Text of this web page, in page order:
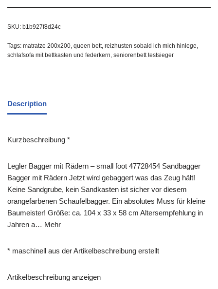
SKU: b1b927f8d24c
Tags: matratze 200x200, queen bett, reizhusten sobald ich mich hinlege,
schlafsofa mit bettkasten und federkern, seniorenbett testsieger
Description
Kurzbeschreibung *
Legler Bagger mit Rädern – small foot 47728454 Sandbagger
Bagger mit Rädern Jetzt wird gebaggert was das Zeug hält!
Keine Sandgrube, kein Sandkasten ist sicher vor diesem
orangefarbenen Schaufelbagger. Ein absolutes Muss für kleine
Baumeister! Größe: ca. 104 x 33 x 58 cm Altersempfehlung in
Jahren a… Mehr
* maschinell aus der Artikelbeschreibung erstellt
Artikelbeschreibung anzeigen